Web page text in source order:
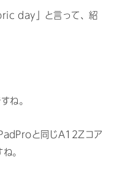
day」と言って、紹
ね。
と同じA12Zコア
。